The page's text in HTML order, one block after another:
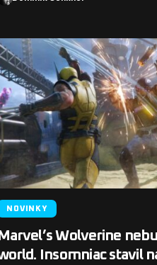
NOVINKY
Wolverine
Insomniac stavil